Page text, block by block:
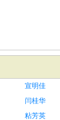
宣明佳
闫桂华
粘芳英